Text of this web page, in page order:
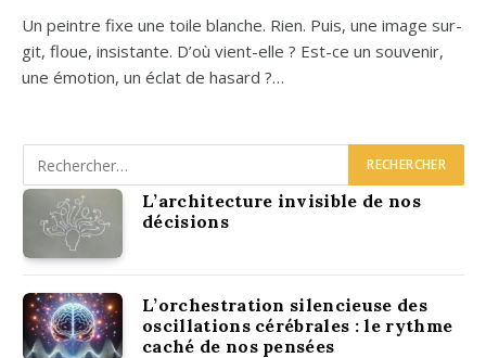
Un peintre fixe une toile blanche. Rien. Puis, une image sur­
git, floue, insis­tante. D’où vient-elle ? Est-ce un sou­ve­nir,
une émo­tion, un éclat de hasard ?…
L’architecture invisible de nos
décisions
L’orchestration silencieuse des
oscillations cérébrales : le rythme
caché de nos pensées